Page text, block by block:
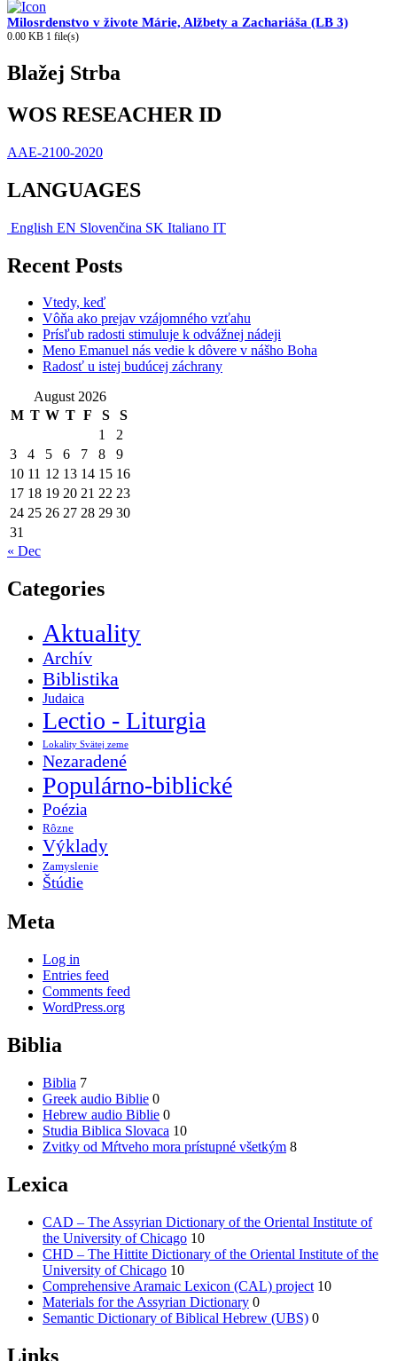
Milosrdenstvo v živote Márie, Alžbety a Zachariáša (LB 3)
0.00 KB 1 file(s)
Blažej Strba
WOS RESEACHER ID
AAE-2100-2020
LANGUAGES
English EN Slovenčina SK Italiano IT
Recent Posts
Vtedy, keď
Vôňa ako prejav vzájomného vzťahu
Prísľub radosti stimuluje k odvážnej nádeji
Meno Emanuel nás vedie k dôvere v nášho Boha
Radosť u istej budúcej záchrany
August 2026
M T W T F S
S
1
2
3
4 5 6 7 8
9
10 11 12 13 14 15 16
17 18 19 20 21 22 23
24 25 26 27 28 29 30
31
« Dec
Categories
Aktuality
Archív
Biblistika
Judaica
Lectio - Liturgia
Lokality Svätej zeme
Nezaradené
Populárno-biblické
Poézia
Rôzne
Výklady
Zamyslenie
Štúdie
Meta
Log in
Entries feed
Comments feed
WordPress.org
Biblia
Biblia 7
Greek audio Biblie 0
Hebrew audio Biblie 0
Studia Biblica Slovaca 10
Zvitky od Mŕtveho mora prístupné všetkým 8
Lexica
CAD – The Assyrian Dictionary of the Oriental Institute of
the University of Chicago 10
CHD – The Hittite Dictionary of the Oriental Institute of the
University of Chicago 10
Comprehensive Aramaic Lexicon (CAL) project 10
Materials for the Assyrian Dictionary 0
Semantic Dictionary of Biblical Hebrew (UBS) 0
Links